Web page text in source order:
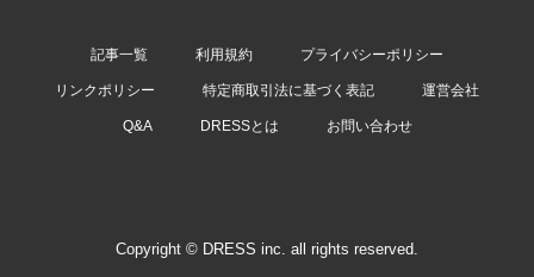
記事一覧 利用規約 プライバシーポリシー
リンクポリシー 特定商取引法に基づく表記 運営会社
Q&A DRESSとは お問い合わせ
Copyright © DRESS inc. all rights reserved.